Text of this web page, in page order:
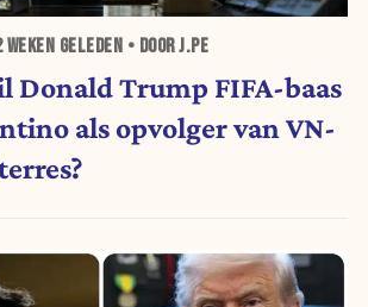
WEKEN GELEDEN • DOOR J.PE
Donald Trump FIFA-baas
als opvolger van VN-